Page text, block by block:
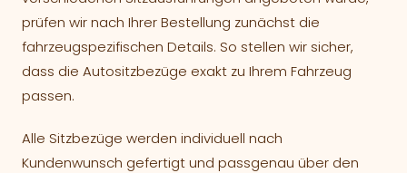
prüfen wir nach Ihrer Bestellung zunächst die
fahrzeugspezifischen Details. So stellen wir sicher,
dass die Autositzbezüge exakt zu Ihrem Fahrzeug
passen.
Alle Sitzbezüge werden individuell nach
Kundenwunsch gefertigt und passgenau über den